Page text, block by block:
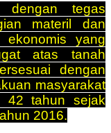
dengan tegas
materil dan
ekonomis yang
atas tanah
dengan
masyarakat
42 tahun sejak
2016.